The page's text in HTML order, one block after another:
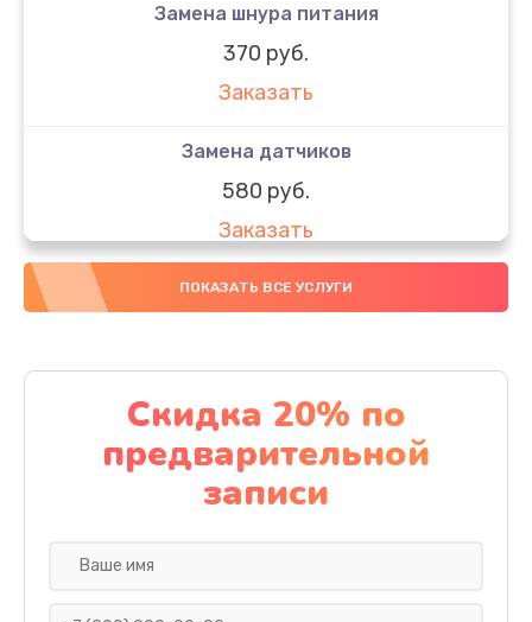
Замена шнура питания
370 руб.
Заказать
Замена датчиков
580 руб.
Заказать
Комплексная чистка
Заказать
Замена дисплея (экрана)
2000 руб.
Заказать
Ремонт платы электроники
ПОКАЗАТЬ ВСЕ УСЛУГИ
Скидка 20% по
предварительной
записи